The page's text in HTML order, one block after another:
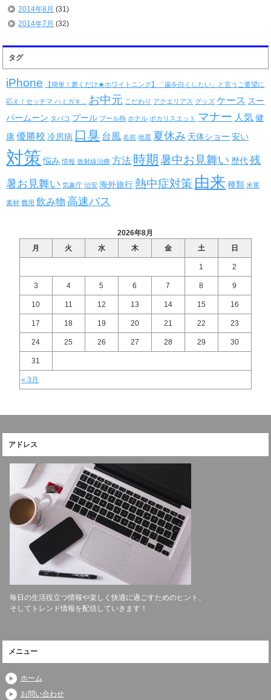
2014年8月 (31)
2014年7月 (32)
タグ
iPhone 【簡単！磨くだけ★ホワイトニング】「歯を白くしたい」と言うご要望に
応え！セッチマ ハミガキ... お中元 こだわり アクエリアス グッズ ケース スー
パームーン タバコ プール プール熱 ホテル ポカリスエット マナー 人気 健
康 優勝校 冷房病 口臭 台風 名前 地震 夏休み 天体ショー 安い
対策 悩み 情報 放射線治療 方法 時期 暑中お見舞い 歴代 残
暑お見舞い 気象庁 治安 海外旅行 熱中症対策 由来 種類 米軍
素材 費用 飲み物 高速バス
2026年8月
月
火 水 木 金 土 日
« 3月
1 2
3 4 5 6 7 8 9
10 11 12 13 14 15 16
17 18 19 20 21 22 23
24 25 26 27 28 29 30
31
アドレス
毎日の生活役立つ情報や楽しく快適に過ごすためのヒント、
そしてトレンド情報を配信していきます！
メニュー
ホーム
お問い合わせ